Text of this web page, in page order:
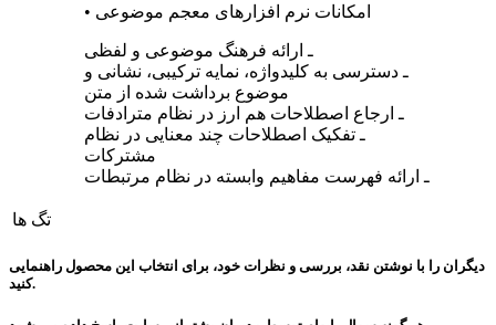
• امکانات نرم افزارهای معجم موضوعی
ـ ارائه فرهنگ موضوعی و لفظی
ـ دسترسی به کلیدواژه، نمایه ترکیبی، نشانی و
موضوع برداشت شده از متن
ـ ارجاع اصطلاحات هم ارز در نظام مترادفات
ـ تفکیک اصطلاحات چند معنایی در نظام
مشترکات
ـ ارائه فهرست مفاهیم وابسته در نظام مرتبطات
تگ ها
دیگران را با نوشتن نقد، بررسی و نظرات خود، برای انتخاب این محصول راهنمایی
کنید.